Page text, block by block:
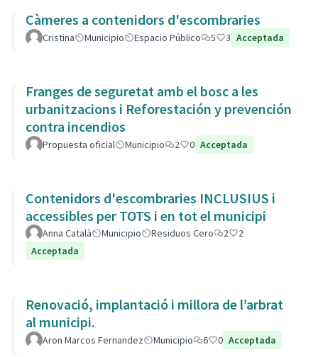
Càmeres a contenidors d'escombraries
Cristina Municipio Espacio Público 5 3 Acceptada
Franges de seguretat amb el bosc a les
urbanitzacions i Reforestación y prevención
contra incendios
Propuesta oficial Municipio 2 0 Acceptada
Contenidors d'escombraries INCLUSIUS i
accessibles per TOTS i en tot el municipi
Anna Català Municipio Residuos Cero 2
2
Acceptada
Renovació, implantació i millora de l’arbrat
al municipi.
Aron Marcos Fernandez Municipio 6 0 Acceptada